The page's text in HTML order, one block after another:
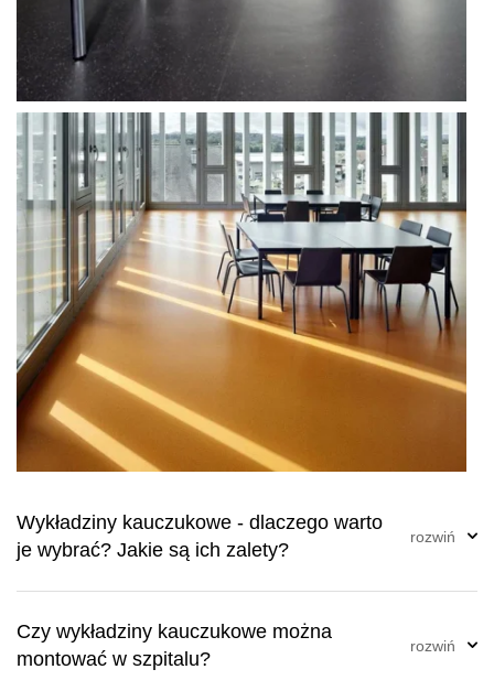
Wykładziny kauczukowe - dlaczego warto
je wybrać? Jakie są ich zalety?
Czy wykładziny kauczukowe można
montować w szpitalu?